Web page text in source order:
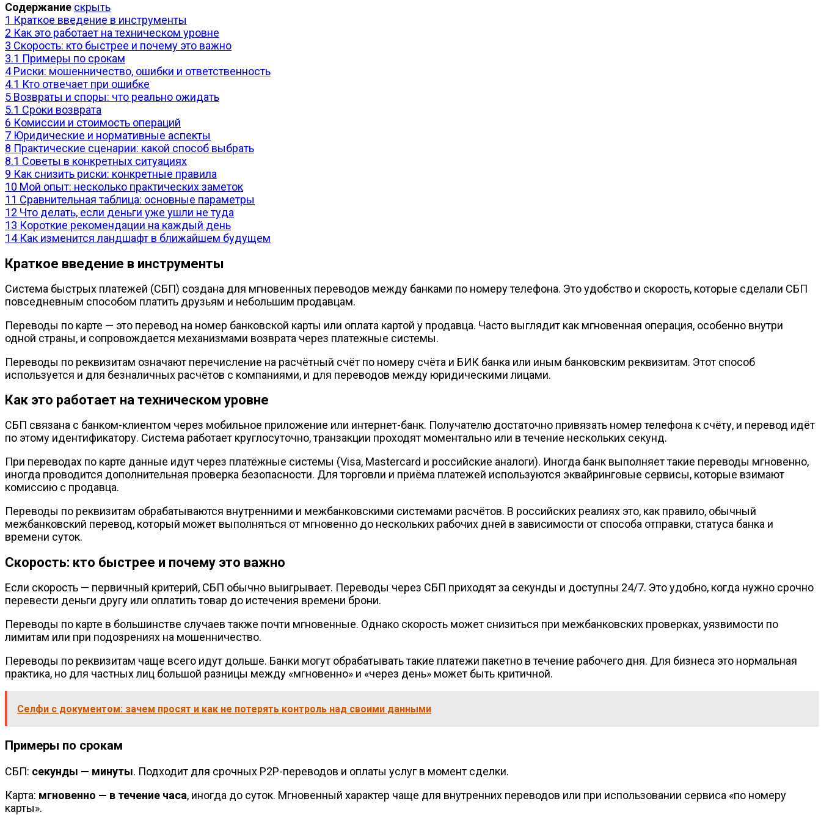
Содержание скрыть
1 Краткое введение в инструменты
2 Как это работает на техническом уровне
3 Скорость: кто быстрее и почему это важно
3.1 Примеры по срокам
4 Риски: мошенничество, ошибки и ответственность
4.1 Кто отвечает при ошибке
5 Возвраты и споры: что реально ожидать
5.1 Сроки возврата
6 Комиссии и стоимость операций
7 Юридические и нормативные аспекты
8 Практические сценарии: какой способ выбрать
8.1 Советы в конкретных ситуациях
9 Как снизить риски: конкретные правила
10 Мой опыт: несколько практических заметок
11 Сравнительная таблица: основные параметры
12 Что делать, если деньги уже ушли не туда
13 Короткие рекомендации на каждый день
14 Как изменится ландшафт в ближайшем будущем
Краткое введение в инструменты
Система быстрых платежей (СБП) создана для мгновенных переводов между банками по номеру телефона. Это удобство и скорость, которые сделали СБП
повседневным способом платить друзьям и небольшим продавцам.
Переводы по карте — это перевод на номер банковской карты или оплата картой у продавца. Часто выглядит как мгновенная операция, особенно внутри
одной страны, и сопровождается механизмами возврата через платежные системы.
Переводы по реквизитам означают перечисление на расчётный счёт по номеру счёта и БИК банка или иным банковским реквизитам. Этот способ
используется и для безналичных расчётов с компаниями, и для переводов между юридическими лицами.
Как это работает на техническом уровне
СБП связана с банком-клиентом через мобильное приложение или интернет-банк. Получателю достаточно привязать номер телефона к счёту, и перевод идёт
по этому идентификатору. Система работает круглосуточно, транзакции проходят моментально или в течение нескольких секунд.
При переводах по карте данные идут через платёжные системы (Visa, Mastercard и российские аналоги). Иногда банк выполняет такие переводы мгновенно,
иногда проводится дополнительная проверка безопасности. Для торговли и приёма платежей используются эквайринговые сервисы, которые взимают
комиссию с продавца.
Переводы по реквизитам обрабатываются внутренними и межбанковскими системами расчётов. В российских реалиях это, как правило, обычный
межбанковский перевод, который может выполняться от мгновенно до нескольких рабочих дней в зависимости от способа отправки, статуса банка и
времени суток.
Скорость: кто быстрее и почему это важно
Если скорость — первичный критерий, СБП обычно выигрывает. Переводы через СБП приходят за секунды и доступны 24/7. Это удобно, когда нужно срочно
перевести деньги другу или оплатить товар до истечения времени брони.
Переводы по карте в большинстве случаев также почти мгновенные. Однако скорость может снизиться при межбанковских проверках, уязвимости по
лимитам или при подозрениях на мошенничество.
Переводы по реквизитам чаще всего идут дольше. Банки могут обрабатывать такие платежи пакетно в течение рабочего дня. Для бизнеса это нормальная
практика, но для частных лиц большой разницы между «мгновенно» и «через день» может быть критичной.
Селфи с документом: зачем просят и как не потерять контроль над своими данными
Примеры по срокам
СБП: секунды — минуты. Подходит для срочных P2P-переводов и оплаты услуг в момент сделки.
Карта: мгновенно — в течение часа, иногда до суток. Мгновенный характер чаще для внутренних переводов или при использовании сервиса «по номеру
карты».